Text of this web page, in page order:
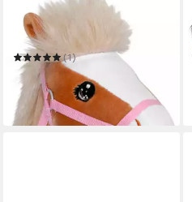
BABY BORN
Puppentier Hobby Horsing
Set 43cm
(1)
ab 17,46 € UVP
-21%
in 2-3 Werktagen bei dir